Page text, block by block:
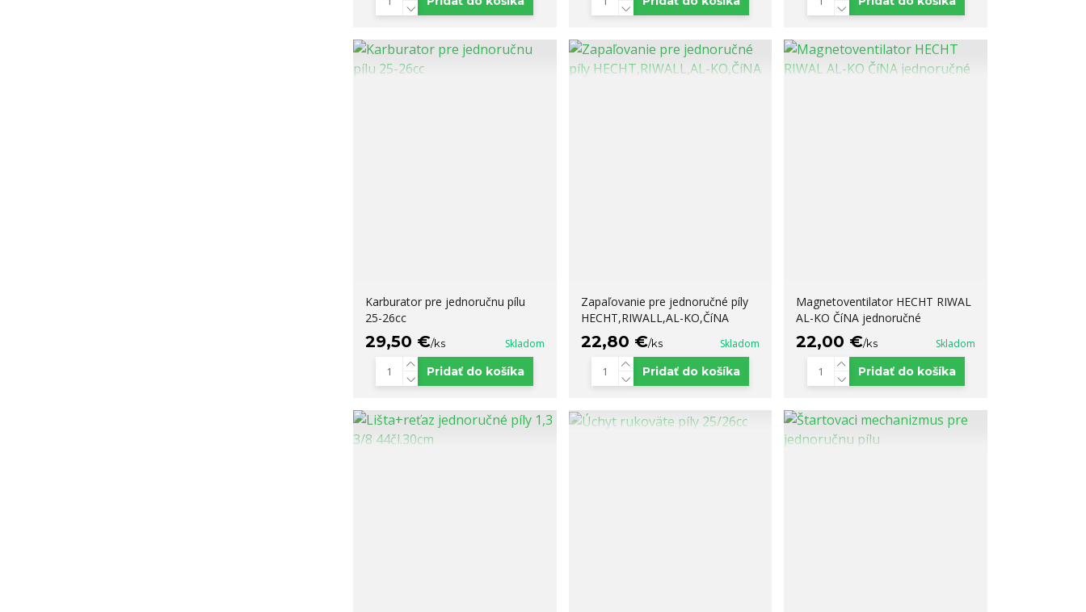
Karburator pre jednoručnu pílu
25-26cc
29,50 €/ks Skladom
Pridať do košíka
Zapaľovanie pre jednoručné píly
HECHT,RIWALL,AL-KO,ČíNA
22,80 €/ks Skladom
Pridať do košíka
Magnetoventilator HECHT RIWAL
AL-KO ČíNA jednoručné
22,00 €/ks Skladom
Pridať do košíka